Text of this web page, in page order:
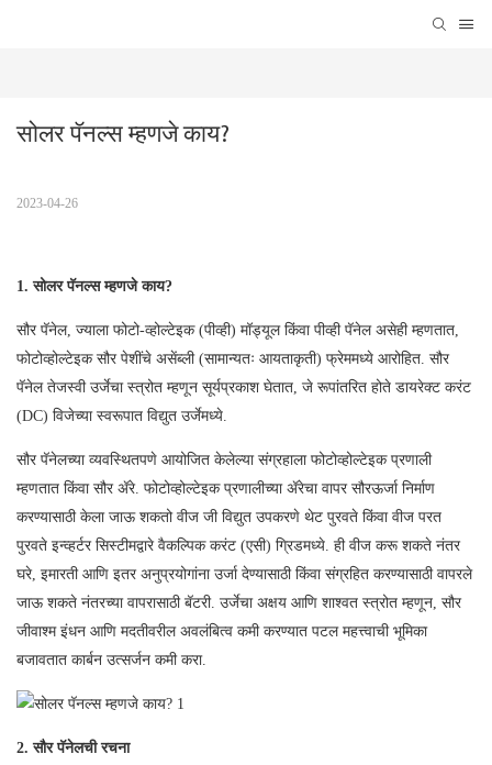
सोलर पॅनल्स म्हणजे काय?
2023-04-26
1. सोलर पॅनल्स म्हणजे काय?
सौर पॅनेल, ज्याला फोटो-व्होल्टेइक (पीव्ही) मॉड्यूल किंवा पीव्ही पॅनेल असेही म्हणतात,
फोटोव्होल्टेइक सौर पेशींचे असेंब्ली (सामान्यतः आयताकृती) फ्रेममध्ये आरोहित. सौर
पॅनेल तेजस्वी उर्जेचा स्त्रोत म्हणून सूर्यप्रकाश घेतात, जे रूपांतरित होते डायरेक्ट करंट
(DC) विजेच्या स्वरूपात विद्युत उर्जेमध्ये.
सौर पॅनेलच्या व्यवस्थितपणे आयोजित केलेल्या संग्रहाला फोटोव्होल्टेइक प्रणाली
म्हणतात किंवा सौर ॲरे. फोटोव्होल्टेइक प्रणालीच्या ॲरेचा वापर सौरऊर्जा निर्माण
करण्यासाठी केला जाऊ शकतो वीज जी विद्युत उपकरणे थेट पुरवते किंवा वीज परत
पुरवते इन्व्हर्टर सिस्टीमद्वारे वैकल्पिक करंट (एसी) ग्रिडमध्ये. ही वीज करू शकते नंतर
घरे, इमारती आणि इतर अनुप्रयोगांना उर्जा देण्यासाठी किंवा संग्रहित करण्यासाठी वापरले
जाऊ शकते नंतरच्या वापरासाठी बॅटरी. उर्जेचा अक्षय आणि शाश्वत स्त्रोत म्हणून, सौर
जीवाश्म इंधन आणि मदतीवरील अवलंबित्व कमी करण्यात पटल महत्त्वाची भूमिका
बजावतात कार्बन उत्सर्जन कमी करा.
2. सौर पॅनेलची रचना